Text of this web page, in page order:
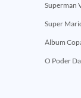
Super
Álbum
O Poder